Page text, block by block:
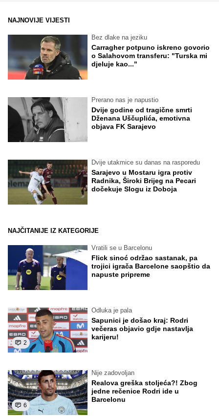
NAJNOVIJE VIJESTI
Bez dlake na jeziku
Carragher potpuno iskreno govorio
o Salahovom transferu: "Turska mi
djeluje kao..."
Prerano nas je napustio
Dvije godine od tragične smrti
Dženana Uščuplića, emotivna
objava FK Sarajevo
Dvije utakmice su danas na rasporedu
Sarajevo u Mostaru igra protiv
Radnika, Široki Brijeg na Pecari
dočekuje Slogu iz Doboja
NAJČITANIJE IZ KATEGORIJE
Vratili se u Barcelonu
Flick sinoć održao sastanak, pa
trojici igrača Barcelone saopštio da
napuste pripreme
2
Odluka je pala
Sapunici je došao kraj: Rodri
večeras objavio gdje nastavlja
karijeru!
6
Nije zadovoljan
Realova greška stoljeća?! Zbog
jedne rečenice Rodri ide u
Barcelonu